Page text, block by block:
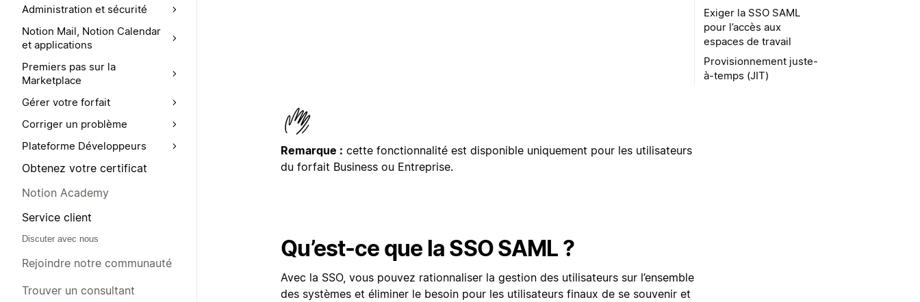
Administration et sécurité
Notion Mail, Notion Calendar
et applications
Premiers pas sur la
Marketplace
Gérer votre forfait
Corriger un problème
Plateforme Développeurs
Obtenez votre certificat
Notion Academy
Service client
Discuter avec nous
Rejoindre notre communauté
Trouver un consultant
Remarque : cette fonctionnalité est disponible uniquement pour les utilisateurs
du forfait Business ou Entreprise.
Qu’est-ce que la SSO SAML ?
Avec la SSO, vous pouvez rationnaliser la gestion des utilisateurs sur l’ensemble
des systèmes et éliminer le besoin pour les utilisateurs finaux de se souvenir et
Exiger la SSO SAML
pour l’accès aux
espaces de travail
Provisionnement juste-
à-temps (JIT)